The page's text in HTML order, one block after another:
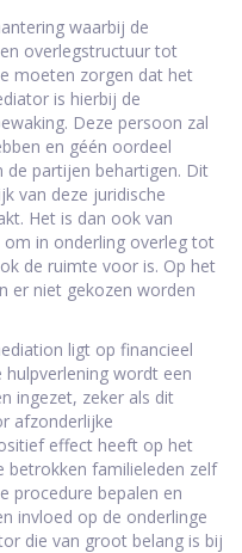
waarbij de
overlegstructuur tot
moeten zorgen dat het
is hierbij de
Deze persoon zal
en géén oordeel
de partijen behartigen. Dit
van deze juridische
Het is dan ook van
in onderling overleg tot
de ruimte voor is. Op het
er niet gekozen worden
ligt op financieel
hulpverlening wordt een
ingezet, zeker als dit
afzonderlijke
effect heeft op het
betrokken familieleden zelf
procedure bepalen en
invloed op de onderlinge
die van groot belang is bij